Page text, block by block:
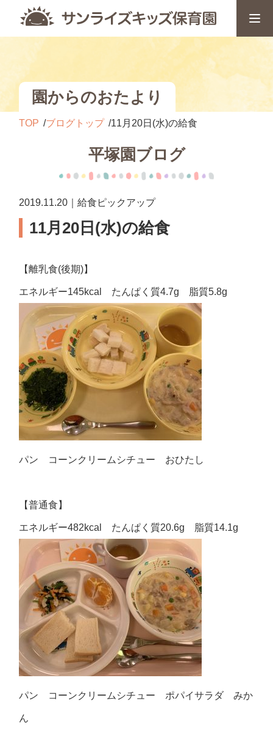
園からのおたより
TOP ブログトップ 11月20日(水)の給食
平塚園ブログ
2019.11.20｜給食ピックアップ
11月20日(水)の給食
【離乳食(後期)】
エネルギー145kcal たんぱく質4.7g 脂質5.8g
パン コーンクリームシチュー おひたし
【普通食】
エネルギー482kcal たんぱく質20.6g 脂質14.1g
パン コーンクリームシチュー ポパイサラダ みか
ん